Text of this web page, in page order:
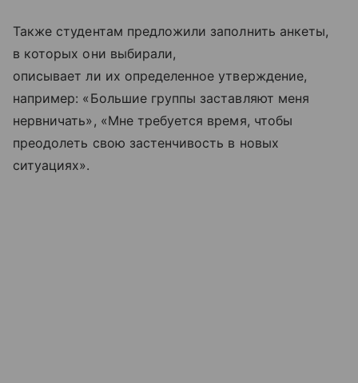
Также студентам предложили заполнить анкеты,
в которых они выбирали,
описывает ли их определенное утверждение,
например: «Большие группы заставляют меня
нервничать», «Мне требуется время, чтобы
преодолеть свою застенчивость в новых
ситуациях».